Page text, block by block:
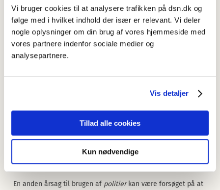
Vi bruger cookies til at analysere trafikken på dsn.dk og
følge med i hvilket indhold der især er relevant. Vi deler
nogle oplysninger om din brug af vores hjemmeside med
vores partnere indenfor sociale medier og
analysepartnere.
Vis detaljer
Tillad alle cookies
Kun nødvendige
19.09.2020).
Der kan være flere årsager til brugen afpolitier, sådan som
det også nævnes i magasinet Dansk Politi fra juni 2022. En af
dem kan være forsøget på at kønsneutralisere
fagbetegnelsenpolitimand
der slutter på -mand, f.eks.kvindelig politimand, og også den
mandlig sygeplejerske. Problemet er
i de nævnte
eksempler ikke kønsneutraliserer, men snarere
kønsspecificerer, altså tydeliggør at der er tale om en kvinde
kønnede konnotationer, hvorfor ordet kan bruges af alle og
om alle uden en kønsspecificerende attribut.
En anden årsag til brugen af politierkan være forsøget på at